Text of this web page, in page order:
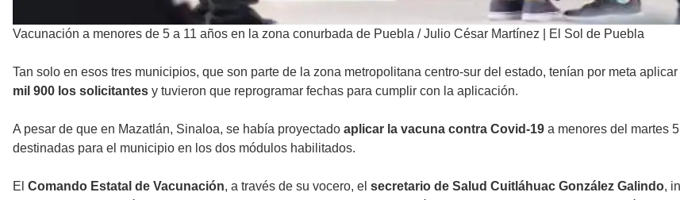
Vacunación a menores de 5 a 11 años en la zona conurbada de Puebla /Julio César Martínez | El Sol de Puebla
Tan solo en esos tres municipios, que son parte de la zona metropolitana centro-sur del estado, tenían por meta aplicar
mil 900 los solicitantes y tuvieron que reprogramar fechas para cumplir con la aplicación.
A pesar de que en Mazatlán, Sinaloa, se había proyectado aplicar la vacuna contra Covid-19 a menores del martes
destinadas para el municipio en los dos módulos habilitados.
El Comando Estatal de Vacunación, a través de su vocero, el secretario de Salud Cuitláhuac González Galindo,